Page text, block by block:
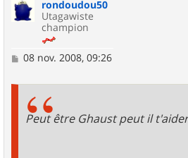
rondoudou50
Utagawiste
champion
M
08 nov. 2008, 09:26
Peut être Ghaust peut il